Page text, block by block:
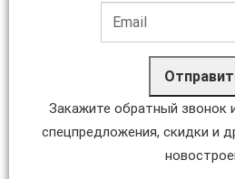
Закажите обратный звонок
спецпредложения, скидки и